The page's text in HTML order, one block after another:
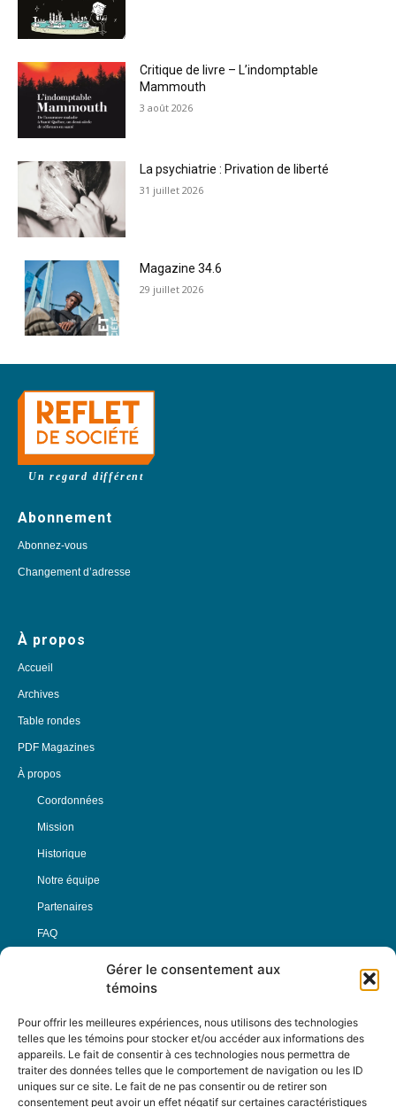
Gérer le consentement aux
témoins
Pour offrir les meilleures expériences, nous utilisons des technologies
telles que les témoins pour stocker et/ou accéder aux informations des
appareils. Le fait de consentir à ces technologies nous permettra de
traiter des données telles que le comportement de navigation ou les ID
uniques sur ce site. Le fait de ne pas consentir ou de retirer son
consentement peut avoir un effet négatif sur certaines caractéristiques
Critique de livre – L’indomptable
Mammouth
3 août 2026
La psychiatrie : Privation de liberté
31 juillet 2026
Magazine 34.6
29 juillet 2026
Un regard différent
Abonnement
Abonnez-vous
Changement d’adresse
À propos
Accueil
Archives
Table rondes
PDF Magazines
À propos
Coordonnées
Mission
Historique
Notre équipe
Partenaires
FAQ
Nous Suivre